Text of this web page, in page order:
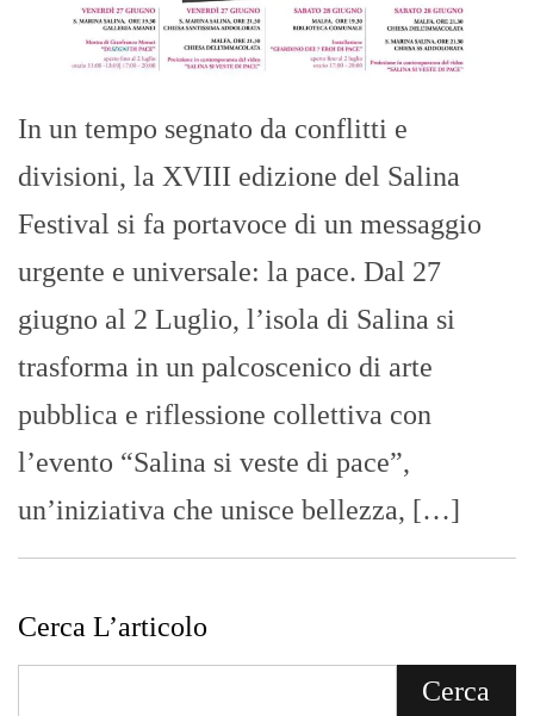
In un tempo segnato da conflitti e
divisioni, la XVIII edizione del Salina
Festival si fa portavoce di un messaggio
urgente e universale: la pace. Dal 27
giugno al 2 Luglio, l’isola di Salina si
trasforma in un palcoscenico di arte
pubblica e riflessione collettiva con
l’evento “Salina si veste di pace”,
un’iniziativa che unisce bellezza, […]
Cerca L’articolo